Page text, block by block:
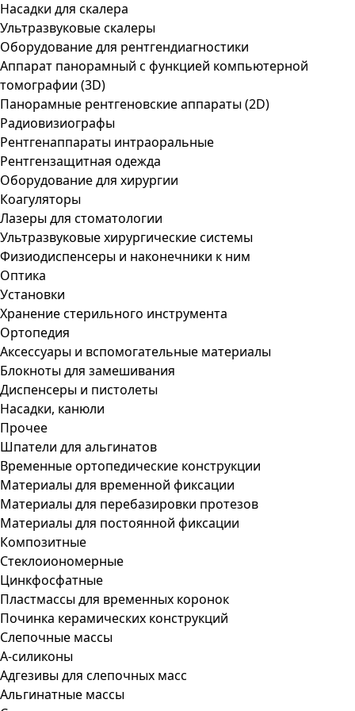
Насадки для скалера
Ультразвуковые скалеры
Оборудование для рентгендиагностики
Аппарат панорамный с функцией компьютерной
томографии (3D)
Панорамные рентгеновские аппараты (2D)
Радиовизиографы
Рентгенаппараты интраоральные
Рентгензащитная одежда
Оборудование для хирургии
Коагуляторы
Лазеры для стоматологии
Ультразвуковые хирургические системы
Физиодиспенсеры и наконечники к ним
Оптика
Установки
Хранение стерильного инструмента
Ортопедия
Аксессуары и вспомогательные материалы
Блокноты для замешивания
Диспенсеры и пистолеты
Насадки, канюли
Прочее
Шпатели для альгинатов
Временные ортопедические конструкции
Материалы для временной фиксации
Материалы для перебазировки протезов
Материалы для постоянной фиксации
Композитные
Стеклоиономерные
Цинкфосфатные
Пластмассы для временных коронок
Починка керамических конструкций
Слепочные массы
А-силиконы
Адгезивы для слепочных масс
Альгинатные массы